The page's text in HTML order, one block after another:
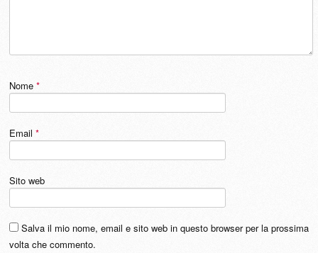
Nome *
Email *
Sito web
Salva il mio nome, email e sito web in questo browser per la prossima
volta che commento.